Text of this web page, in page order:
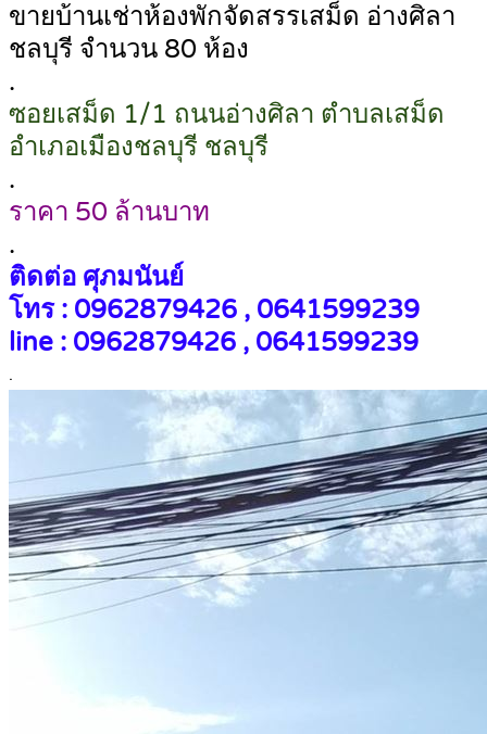
ขายบ้านเช่าห้องพักจัดสรรเสม็ด อ่างศิลา
ชลบุรี จำนวน 80 ห้อง
.
ซอยเสม็ด 1/1 ถนนอ่างศิลา ตำบลเสม็ด
อำเภอเมืองชลบุรี ชลบุรี
.
ราคา 50 ล้านบาท
.
ติดต่อ ศุภมนันย์
โทร : 0962879426 , 0641599239
line : 0962879426 , 0641599239
.